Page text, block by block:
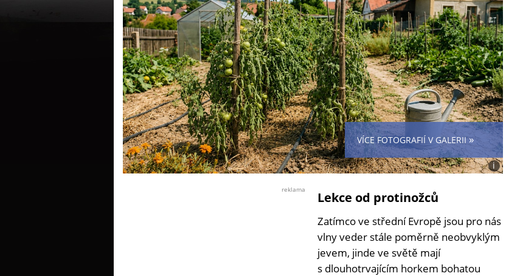
VÍCE FOTOGRAFIÍ V GALERII»
i
Foto:
reklama Lekce od protinožců
Zatímco ve střední Evropě jsou pro nás
vlny veder stále poměrně neobvyklým
jevem, jinde ve světě mají
s dlouhotrvajícím horkem bohatou